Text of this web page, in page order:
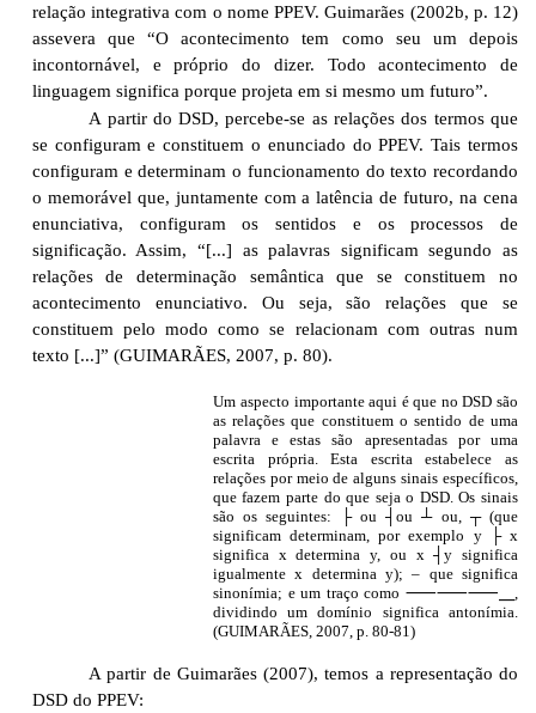
relação integrativa com o nome PPEV. Guimarães (2002b, p. 12)
assevera que “O acontecimento tem como seu um depois
incontornável, e próprio do dizer. Todo acontecimento de
linguagem significa porque projeta em si mesmo um futuro”.
A partir do DSD, percebe-se as relações dos termos que
se configuram e constituem o enunciado do PPEV. Tais termos
configuram e determinam o funcionamento do texto recordando
o memorável que, juntamente com a latência de futuro, na cena
enunciativa, configuram os sentidos e os processos de
significação. Assim, “[...] as palavras significam segundo as
relações de determinação semântica que se constituem no
acontecimento enunciativo. Ou seja, são relações que se
constituem pelo modo como se relacionam com outras num
texto [...]” (GUIMARÃES, 2007, p. 80).
Um aspecto importante aqui é que no DSD são
as relações que constituem o sentido de uma
palavra e estas são apresentadas por uma
escrita própria. Esta escrita estabelece as
relações por meio de alguns sinais específicos,
que fazem parte do que seja o DSD. Os sinais
são os seguintes: ├ ou ┤ou ┴ ou, ┬ (que
significam determinam, por exemplo y ├ x
significa x determina y, ou x ┤y significa
igualmente x determina y); – que significa
sinonímia; e um traço como ⸺⸺⸺⸏,
dividindo um domínio significa antonímia.
(GUIMARÃES, 2007, p. 80-81)
A partir de Guimarães (2007), temos a representação do
DSD do PPEV: